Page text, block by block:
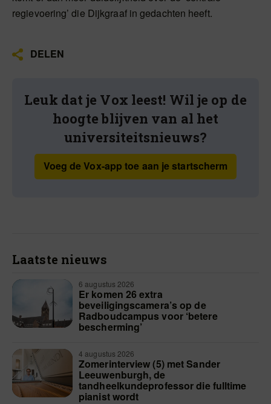
regievoering’ die Dijkgraaf in gedachten heeft.
DELEN
Leuk dat je Vox leest! Wil je op de
hoogte blijven van al het
universiteitsnieuws?
Voeg de Vox-app toe aan je startscherm
Laatste nieuws
6 augustus 2026
Er komen 26 extra
beveiligingscamera’s op de
Radboudcampus voor ‘betere
bescherming’
4 augustus 2026
Zomerinterview (5) met Sander
Leeuwenburgh, de
tandheelkundeprofessor die fulltime
pianist wordt